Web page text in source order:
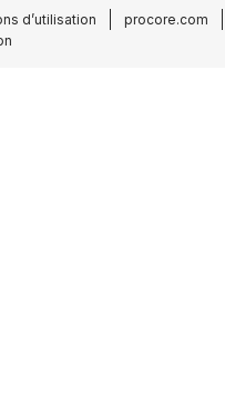
d’utilisation
procore.com